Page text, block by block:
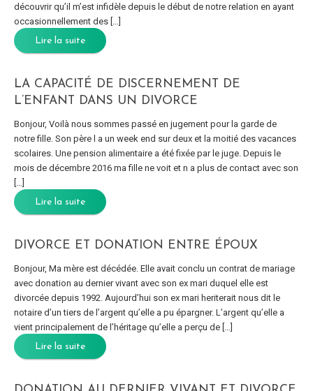
découvrir qu’il m’est infidèle depuis le début de notre relation en ayant
occasionnellement des […]
Lire la suite
LA CAPACITÉ DE DISCERNEMENT DE
L’ENFANT DANS UN DIVORCE
Bonjour, Voilà nous sommes passé en jugement pour la garde de
notre fille. Son père l a un week end sur deux et la moitié des vacances
scolaires. Une pension alimentaire a été fixée par le juge. Depuis le
mois de décembre 2016 ma fille ne voit et n a plus de contact avec son
Lire la suite
DIVORCE ET DONATION ENTRE ÉPOUX
Bonjour, Ma mère est décédée. Elle avait conclu un contrat de mariage
avec donation au dernier vivant avec son ex mari duquel elle est
divorcée depuis 1992. Aujourd’hui son ex mari heriterait nous dit le
notaire d’un tiers de l’argent qu’elle a pu épargner. L’argent qu’elle a
vient principalement de l’héritage qu’elle a perçu de […]
Lire la suite